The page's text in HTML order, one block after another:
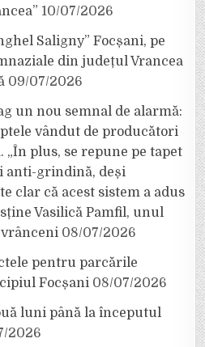
10/07/2026
Saligny” Focșani, pe
din județul Vrancea
09/07/2026
un nou semnal de alarmă:
vândut de producători
plus, se repune pe tapet
anti-grindină, deși
clar că acest sistem a adus
Vasilică Pamfil, unul
08/07/2026
pentru parcările
Focșani 08/07/2026
luni până la începutul
2026